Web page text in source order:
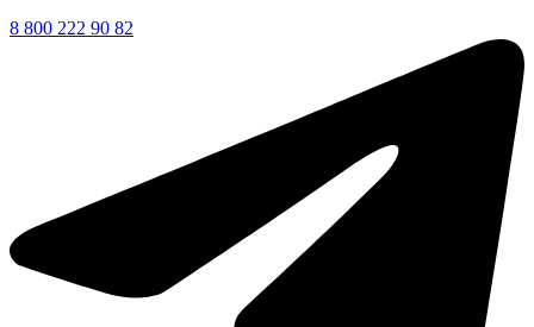
8 800 222 90 82